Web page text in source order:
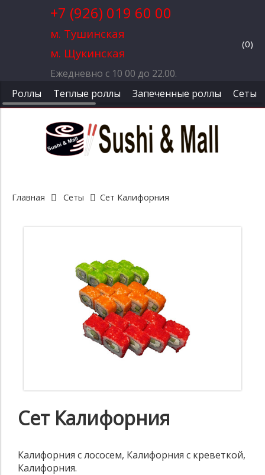
+7 (926) 019 60 00
м. Тушинская
м. Щукинская
Ежедневно с 10 00 до 22.00.
(0)
Роллы Теплые роллы Запеченные роллы Сеты
Главная Сеты Сет Калифорния
Сет Калифорния
Калифорния с лососем, Калифорния с креветкой,
Калифорния.